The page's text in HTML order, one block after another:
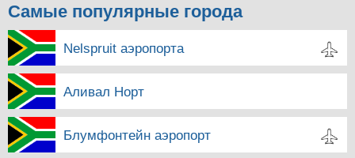
Самые популярные города
Nelspruit аэропорта
Аливал Норт
Блумфонтейн аэропорт